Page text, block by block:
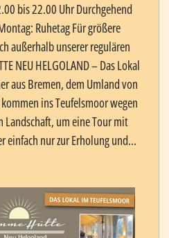
bis 22.00 Uhr Durchgehend
Ruhetag Für größere
außerhalb unserer regulären
NEU HELGOLAND – Das Lokal
aus Bremen, dem Umland von
ins Teufelsmoor wegen
Landschaft, um eine Tour mit
einfach nur zur Erholung und...